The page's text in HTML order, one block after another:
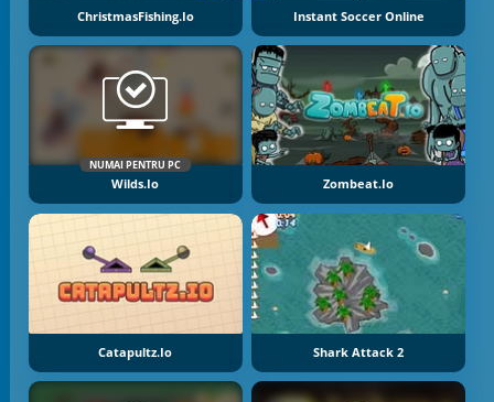
ChristmasFishing.io Instant Soccer Online
NUMAI PENTRU PC
Wilds.io Zombeat.io
Catapultz.io Shark Attack 2